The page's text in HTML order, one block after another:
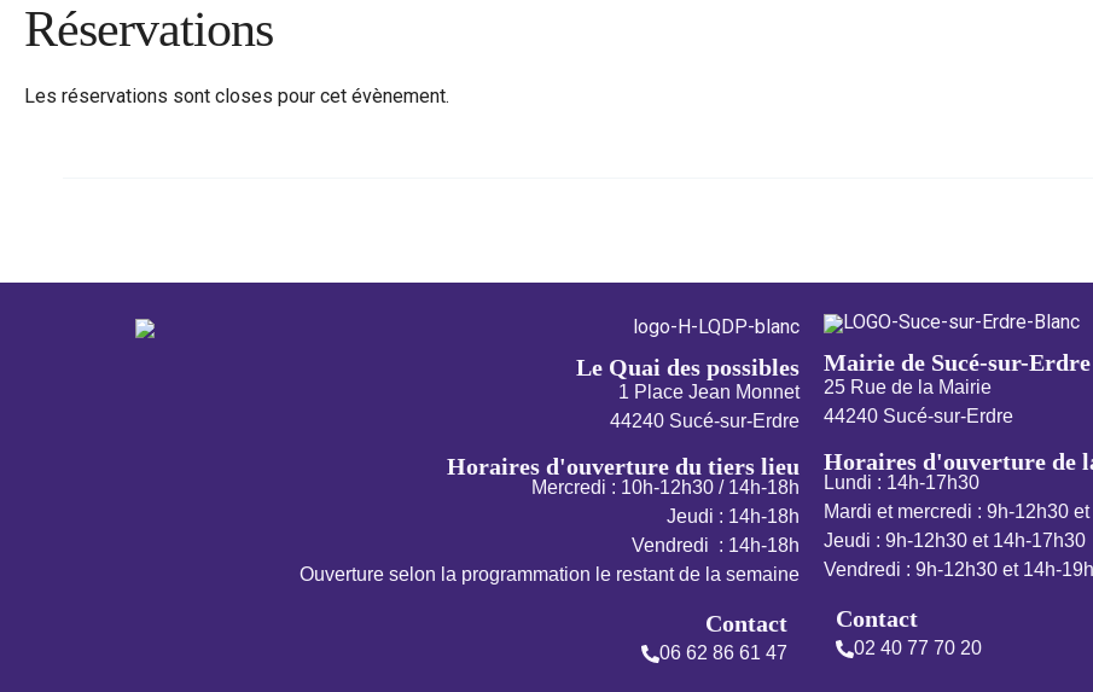
Réservations
Les réservations sont closes pour cet évènement.
Le Quai des possibles
1 Place Jean Monnet
44240 Sucé-sur-Erdre
Horaires d'ouverture du tiers lieu
Mercredi : 10h-12h30 / 14h-18h
Jeudi : 14h-18h
Vendredi : 14h-18h
Ouverture selon la programmation le restant de la semaine
Contact
06 62 86 61 47
Mairie de Sucé-sur-Erdre
25 Rue de la Mairie
44240 Sucé-sur-Erdre
Horaires d'ouverture de
Lundi : 14h-17h30
Mardi et mercredi : 9h-12h30
Jeudi : 9h-12h30 et 14h-17h30
Vendredi : 9h-12h30 et 14h-
Contact
02 40 77 70 20